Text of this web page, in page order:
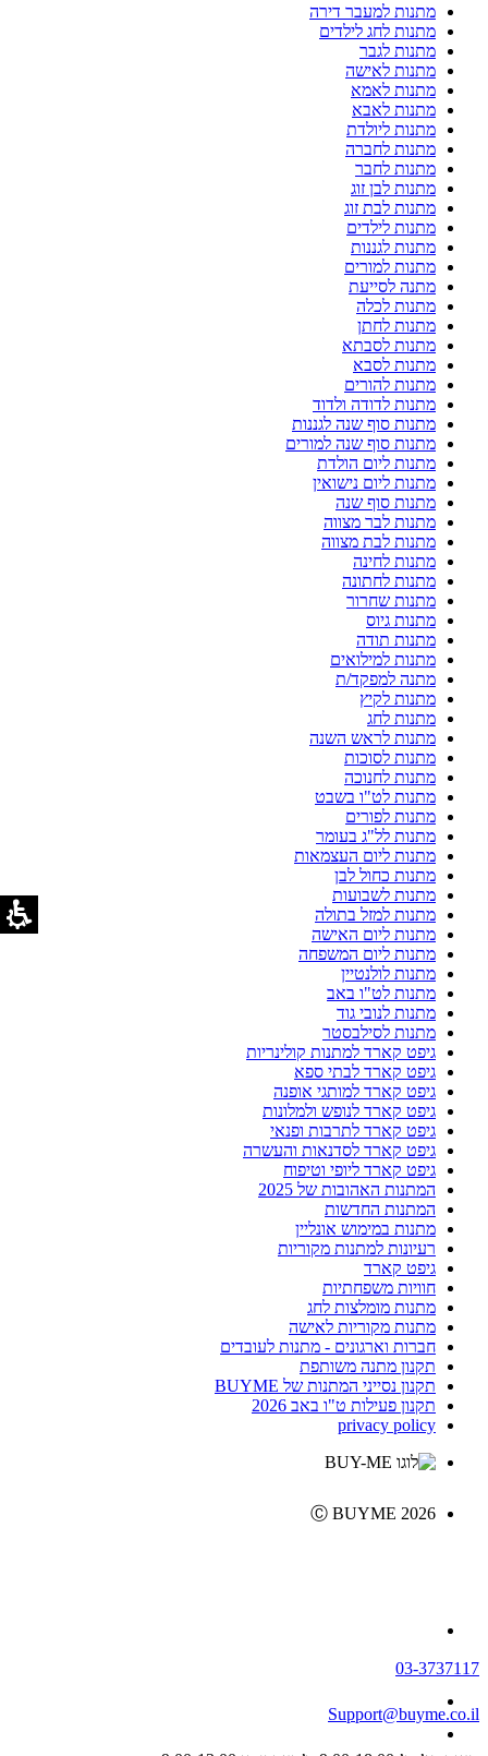
מתנות למעבר דירה
מתנות לחג לילדים
מתנות לגבר
מתנות לאישה
מתנות לאמא
מתנות לאבא
מתנות ליולדת
מתנות לחברה
מתנות לחבר
מתנות לבן זוג
מתנות לבת זוג
מתנות לילדים
מתנות לגננות
מתנות למורים
מתנה לסייעת
מתנות לכלה
מתנות לחתן
מתנות לסבתא
מתנות לסבא
מתנות להורים
מתנות לדודה ולדוד
מתנות סוף שנה לגננות
מתנות סוף שנה למורים
מתנות ליום הולדת
מתנות ליום נישואין
מתנות סוף שנה
מתנות לבר מצווה
מתנות לבת מצווה
מתנות לחינה
מתנות לחתונה
מתנות שחרור
מתנות גיוס
מתנות תודה
מתנות למילואים
מתנה למפקד/ת
מתנות לקיץ
מתנות לחג
מתנות לראש השנה
מתנות לסוכות
מתנות לחנוכה
מתנות לט"ו בשבט
מתנות לפורים
מתנות לל"ג בעומר
מתנות ליום העצמאות
מתנות כחול לבן
מתנות לשבועות
מתנות למזל בתולה
מתנות ליום האישה
מתנות ליום המשפחה
מתנות לולנטיין
מתנות לט"ו באב
מתנות לנובי גוד
מתנות לסילבסטר
גיפט קארד למתנות קולינריות
גיפט קארד לבתי ספא
גיפט קארד למותגי אופנה
גיפט קארד לנופש ולמלונות
גיפט קארד לתרבות ופנאי
גיפט קארד לסדנאות והעשרה
גיפט קארד ליופי וטיפוח
המתנות האהובות של 2025
המתנות החדשות
מתנות במימוש אונליין
רעיונות למתנות מקוריות
גיפט קארד
חוויות משפחתיות
מתנות מומלצות לחג
מתנות מקוריות לאישה
חברות וארגונים - מתנות לעובדים
תקנון מתנה משותפת
תקנון נסייני המתנות של BUYME
תקנון פעילות ט"ו באב 2026
privacy policy
Ⓒ BUYME 2026
03-3737117
Support@buyme.co.il